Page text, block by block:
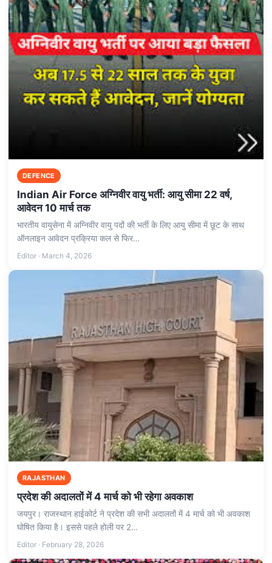
DEFENCE
Indian Air Force अग्निवीर वायु भर्ती: आयु सीमा 22 वर्ष,
आवेदन 10 मार्च तक
भारतीय वायुसेना में अग्निवीर वायु पदों की भर्ती के लिए आयु सीमा में छूट के साथ
ऑनलाइन आवेदन प्रक्रिया कल से फिर…
Editor · March 4, 2026
RAJASTHAN
प्रदेश की अदालतों में 4 मार्च को भी रहेगा अवकाश
जयपुर। राजस्थान हाईकोर्ट ने प्रदेश की सभी अदालतों में 4 मार्च को भी अवकाश
घोषित किया है। इससे पहले होली पर 2…
Editor · February 28, 2026